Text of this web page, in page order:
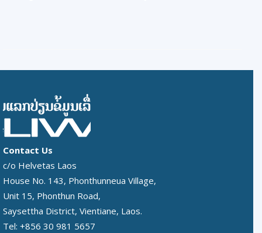
Contact Us
c/o Helvetas Laos
House No. 143, Phonthunneua Village,
Unit 15, Phonthun Road,
Saysettha District, Vientiane, Laos.
Tel: +856 30 981 5657